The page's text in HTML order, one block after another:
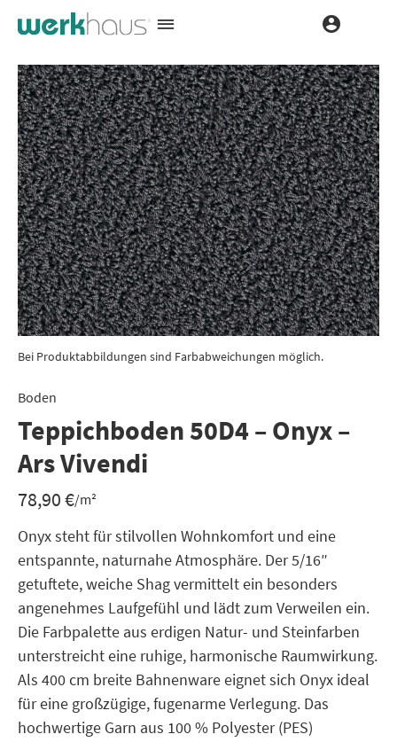
Bei Produktabbildungen sind Farbabweichungen möglich.
Boden
Teppichboden 50D4 – Onyx –
Ars Vivendi
78,90€/m²
Onyx steht für stilvollen Wohnkomfort und eine
entspannte, naturnahe Atmosphäre. Der 5/16″
getuftete, weiche Shag vermittelt ein besonders
angenehmes Laufgefühl und lädt zum Verweilen ein.
Die Farbpalette aus erdigen Natur- und Steinfarben
unterstreicht eine ruhige, harmonische Raumwirkung.
Als 400 cm breite Bahnenware eignet sich Onyx ideal
für eine großzügige, fugenarme Verlegung. Das
hochwertige Garn aus 100 % Polyester (PES)